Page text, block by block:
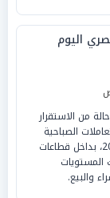
اليوم
من الاستقرار
الصباحية
اليوم الأربعاء، الموافق 22 يوليو 2026، بداخل قطاعات
المستويات
والبيع.